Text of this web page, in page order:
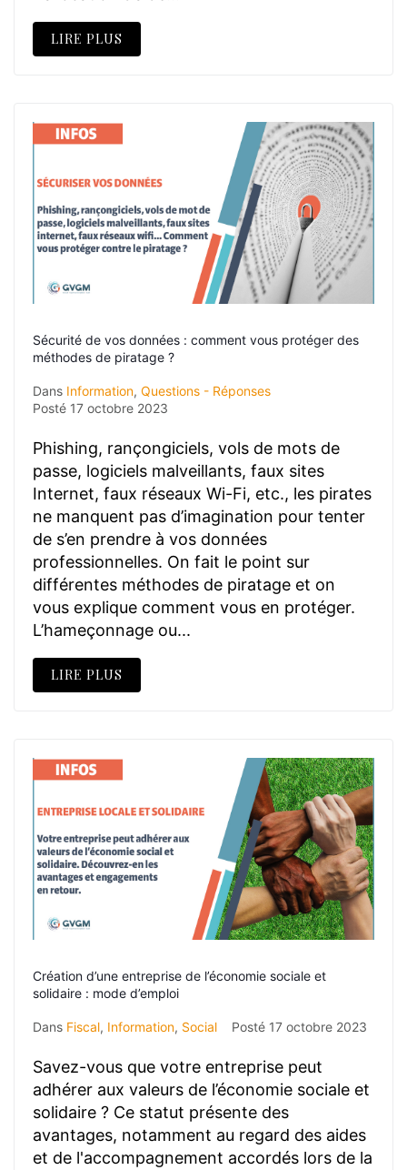
LIRE PLUS
Sécurité de vos données : comment vous protéger des
méthodes de piratage ?
Dans Information, Questions - Réponses
Posté 17 octobre 2023
Phishing, rançongiciels, vols de mots de
passe, logiciels malveillants, faux sites
Internet, faux réseaux Wi-Fi, etc., les pirates
ne manquent pas d’imagination pour tenter
de s’en prendre à vos données
professionnelles. On fait le point sur
différentes méthodes de piratage et on
vous explique comment vous en protéger.
L’hameçonnage ou...
LIRE PLUS
Création d’une entreprise de l’économie sociale et
solidaire : mode d’emploi
Dans Fiscal, Information, Social Posté 17 octobre 2023
Savez-vous que votre entreprise peut
adhérer aux valeurs de l’économie sociale et
solidaire ? Ce statut présente des
avantages, notamment au regard des aides
et de l'accompagnement accordés lors de la